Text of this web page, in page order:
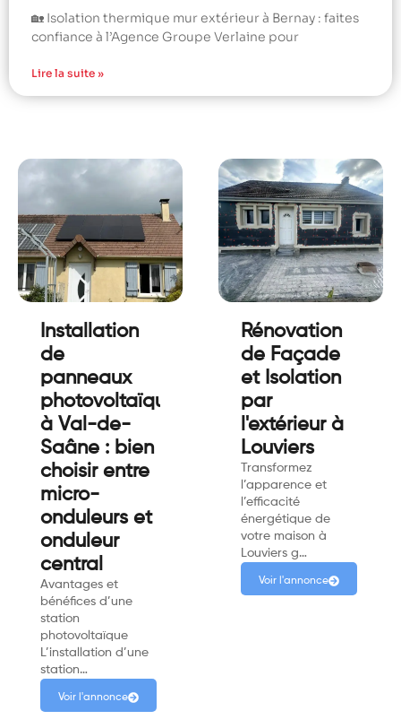
🏡 Isolation thermique mur extérieur à Bernay : faites
confiance à l’Agence Groupe Verlaine pour
Lire la suite »
Installation
de
panneaux
photovoltaïques
à Val-de-
Saâne : bien
choisir entre
micro-
onduleurs et
onduleur
central
Avantages et
bénéfices d’une
station
photovoltaïque
L’installation d’une
station…
Voir l'annonce
Rénovation
de Façade
et Isolation
par
l'extérieur à
Louviers
Transformez
l’apparence et
l’efficacité
énergétique de
votre maison à
Louviers g…
Voir l'annonce